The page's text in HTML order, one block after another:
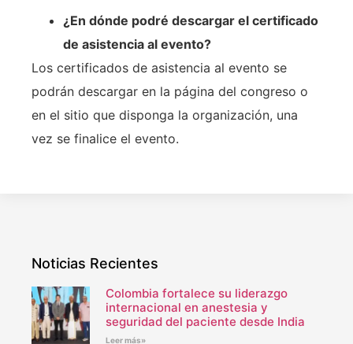
¿En dónde podré descargar el certificado
de asistencia al evento?
Los certificados de asistencia al evento se
podrán descargar en la página del congreso o
en el sitio que disponga la organización, una
vez se finalice el evento.
Noticias Recientes
Colombia fortalece su liderazgo
internacional en anestesia y
seguridad del paciente desde India
Leer más»